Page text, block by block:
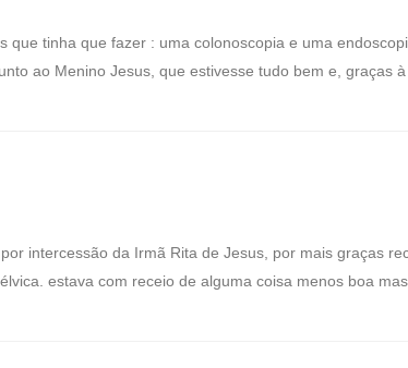
que tinha que fazer : uma colonoscopia e uma
ao Menino Jesus, que estivesse tudo bem e, graças
intercessão da Irmã Rita de Jesus, por mais graças
estava com receio de alguma coisa menos boa